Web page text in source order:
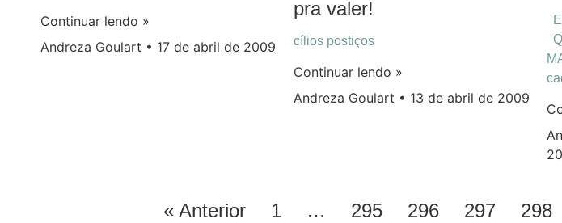
Continuar lendo »
Andreza Goulart
17 de abril de 2009
pra valer!
cílios postiços
Continuar lendo »
Andreza Goulart
13 de abril de 2009
« Anterior 1 … 295 296 297 298